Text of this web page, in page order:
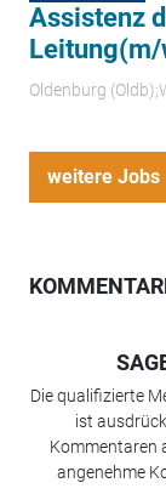
Assistenz
Leitung(m/
Oldenburg
weitere Jobs
Die qualifizierte
ist
Kommentaren
angenehme